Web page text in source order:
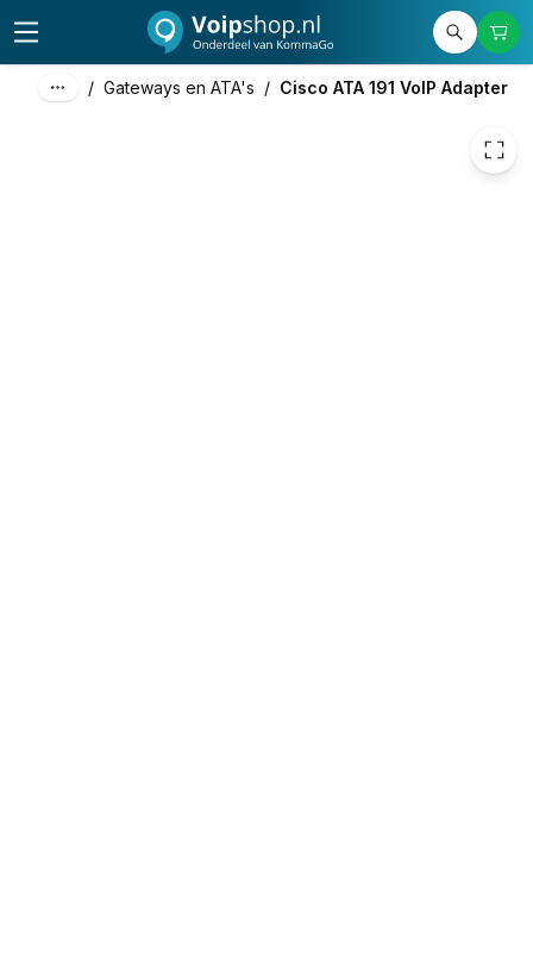
/ Gateways en ATA's / Cisco ATA 191 VoIP Adapter
excl. btw
incl. btw